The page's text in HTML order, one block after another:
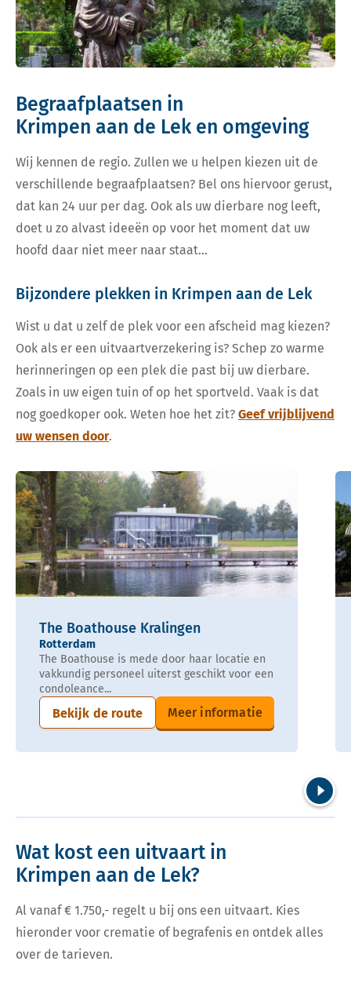
Begraafplaatsen in
Krimpen aan de Lek en omgeving
Wij kennen de regio. Zullen we u helpen kiezen uit de
verschillende begraafplaatsen? Bel ons hiervoor gerust,
dat kan 24 uur per dag. Ook als uw dierbare nog leeft,
doet u zo alvast ideeën op voor het moment dat uw
hoofd daar niet meer naar staat…
Bijzondere plekken in Krimpen aan de Lek
Wist u dat u zelf de plek voor een afscheid mag kiezen?
Ook als er een uitvaartverzekering is? Schep zo warme
herinneringen op een plek die past bij uw dierbare.
Zoals in uw eigen tuin of op het sportveld. Vaak is dat
nog goedkoper ook. Weten hoe het zit? Geef vrijblijvend
uw wensen door.
The Boathouse Kralingen
Rotterdam
The Boathouse is mede door haar locatie en
vakkundig personeel uiterst geschikt voor een
condoleance...
Bekijk de route Meer informatie
Wat kost een uitvaart in
Krimpen aan de Lek?
Al vanaf € 1.750,- regelt u bij ons een uitvaart. Kies
hieronder voor crematie of begrafenis en ontdek alles
over de tarieven.